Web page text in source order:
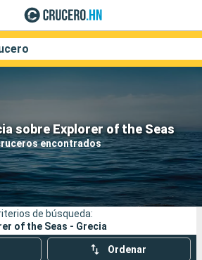
sobre Explorer of the Seas
encontrados
Compañías
Buscar
de búsqueda:
of the Seas - Grecia
Ordenar